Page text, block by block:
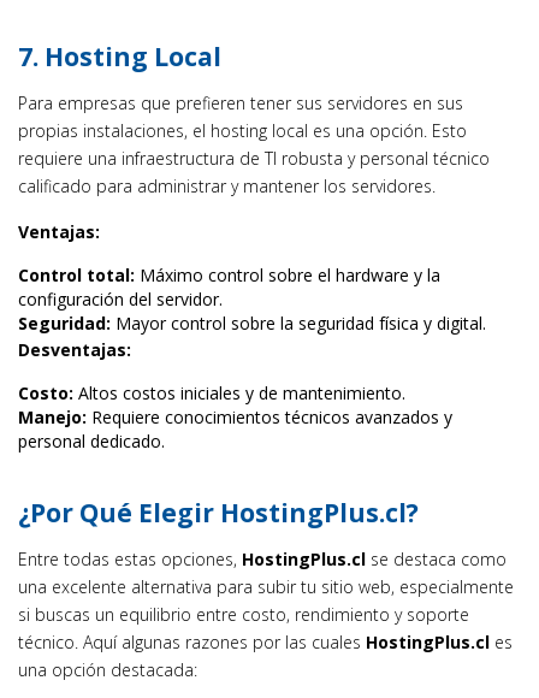
7. Hosting Local
Para empresas que prefieren tener sus servidores en sus
propias instalaciones, el hosting local es una opción. Esto
requiere una infraestructura de TI robusta y personal técnico
calificado para administrar y mantener los servidores.
Ventajas:
Control total: Máximo control sobre el hardware y la
configuración del servidor.
Seguridad: Mayor control sobre la seguridad física y digital.
Desventajas:
Costo: Altos costos iniciales y de mantenimiento.
Manejo: Requiere conocimientos técnicos avanzados y
personal dedicado.
¿Por Qué Elegir HostingPlus.cl?
Entre todas estas opciones, HostingPlus.cl se destaca como
una excelente alternativa para subir tu sitio web, especialmente
si buscas un equilibrio entre costo, rendimiento y soporte
técnico. Aquí algunas razones por las cuales HostingPlus.cl es
una opción destacada: